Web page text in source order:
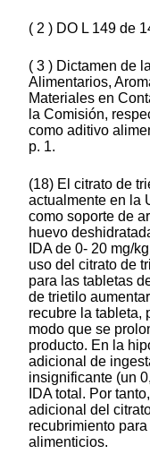
( 2 ) DO L 149 de
( 3 ) Dictamen de
Alimentarios,
Materiales en
la Comisión,
como aditivo
p. 1.
(18) El citrato de
actualmente en la
como soporte de
huevo
IDA de 0- 20 mg/
uso del citrato de
para las tabletas
de trietilo
recubre la tableta,
modo que se
producto. En la
adicional de
insignificante (un
IDA total. Por
adicional del
recubrimiento
alimenticios.